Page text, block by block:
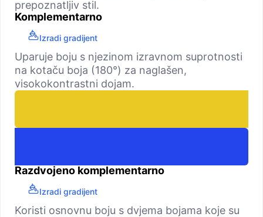
prepoznatljiv stil.
Komplementarno
Izradi gradijent
Uparuje boju s njezinom izravnom suprotnosti
na kotaču boja (180°) za naglašen,
visokokontrastni dojam.
Razdvojeno komplementarno
Izradi gradijent
Koristi osnovnu boju s dvjema bojama koje su